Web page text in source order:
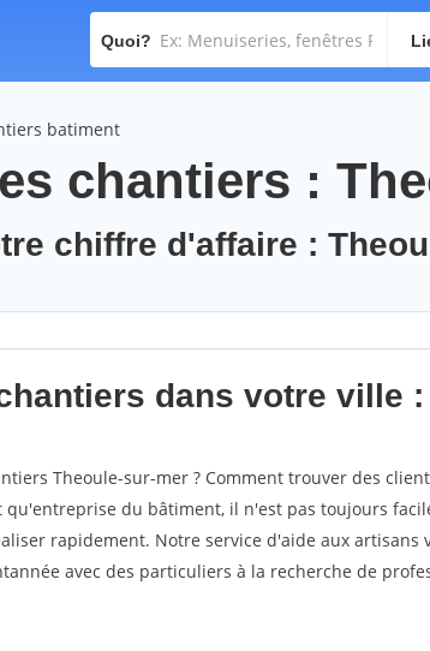
Quoi?
batiment
chantiers :
chiffre d'affaire :
dans votre ville
Theoule-sur-mer ? Comment trouver des
qu'entreprise du bâtiment, il n'est pas toujours
rapidement. Notre service d'aide aux artisans
avec des particuliers à la recherche de